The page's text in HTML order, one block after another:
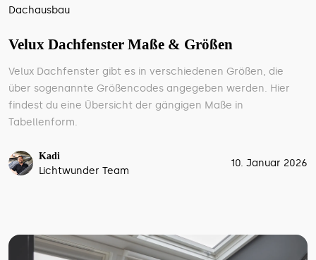
Dachausbau
Velux Dachfenster Maße & Größen
Velux Dachfenster gibt es in verschiedenen Größen, die
über sogenannte Größencodes angegeben werden. Hier
findest du eine Übersicht der gängigen Maße in
Tabellenform.
Kadi
Lichtwunder Team
10. Januar 2026